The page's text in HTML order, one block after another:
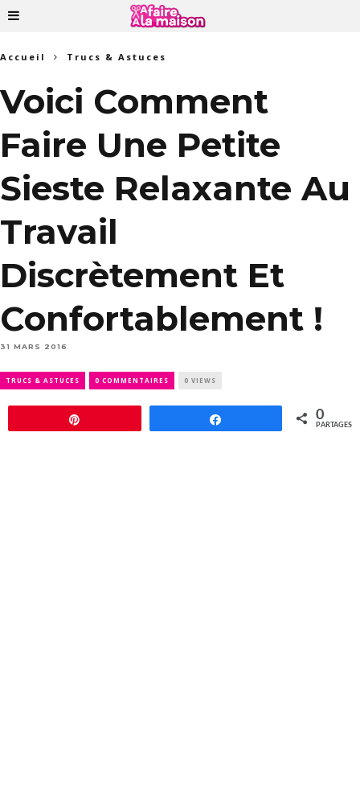
Accueil Trucs & Astuces
Voici Comment
Faire Une Petite
Sieste Relaxante Au
Travail
Discrètement Et
Confortablement !
31 MARS 2016
TRUCS & ASTUCES 0 COMMENTAIRES 0 VIEWS
0
PARTAGES